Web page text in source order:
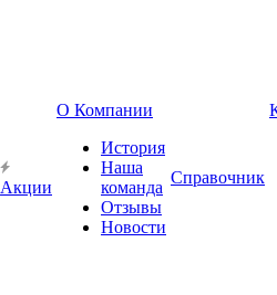
Акции
О Компании
История
Наша
команда
Отзывы
Новости
Справочник